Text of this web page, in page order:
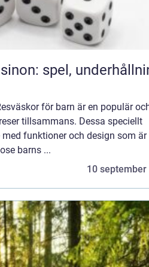
spel,
för barn är en populär
tillsammans. Dessa speciellt
funktioner och design som är
barns ...
10 september